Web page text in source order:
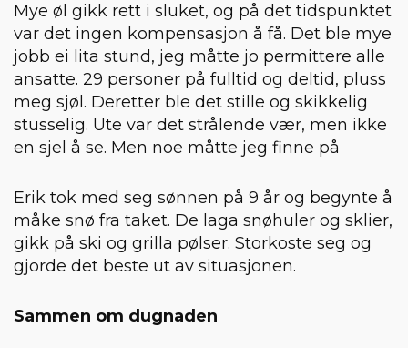
Mye øl gikk rett i sluket, og på det tidspunktet
var det ingen kompensasjon å få. Det ble mye
jobb ei lita stund, jeg måtte jo permittere alle
ansatte. 29 personer på fulltid og deltid, pluss
meg sjøl. Deretter ble det stille og skikkelig
stusselig. Ute var det strålende vær, men ikke
en sjel å se. Men noe måtte jeg finne på
Erik tok med seg sønnen på 9 år og begynte å
måke snø fra taket. De laga snøhuler og sklier,
gikk på ski og grilla pølser. Storkoste seg og
gjorde det beste ut av situasjonen.
Sammen om dugnaden